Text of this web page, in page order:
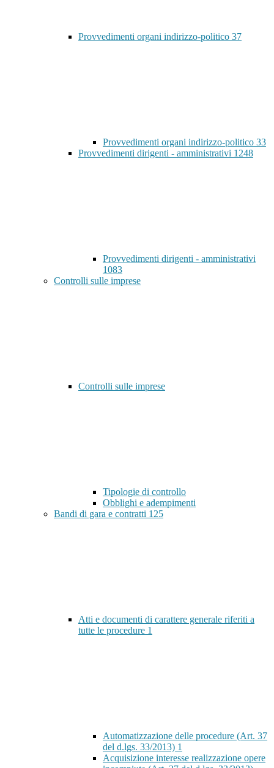
Provvedimenti organi indirizzo-politico 37
Provvedimenti organi indirizzo-politico 33
Provvedimenti dirigenti - amministrativi 1248
Provvedimenti dirigenti - amministrativi
1083
Controlli sulle imprese
Controlli sulle imprese
Tipologie di controllo
Obblighi e adempimenti
Bandi di gara e contratti 125
Atti e documenti di carattere generale riferiti a
tutte le procedure 1
Automatizzazione delle procedure (Art. 37
del d.lgs. 33/2013) 1
Acquisizione interesse realizzazione opere